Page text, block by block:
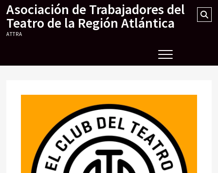
Skip
content
Asociación de Trabajadores del
Teatro de la Región Atlántica
ATTRA